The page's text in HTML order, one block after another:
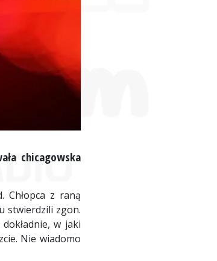
chicagowska
Chłopca z raną
stwierdzili zgon.
w jaki
Nie wiadomo